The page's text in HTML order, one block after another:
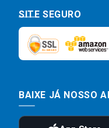
SITE SEGURO
BAIXE JÁ NOSSO